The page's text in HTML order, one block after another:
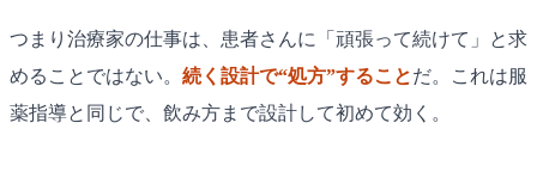
つまり治療家の仕事は、患者さんに「頑張って続けて」と求
めることではない。 続く設計で“処方”することだ。これは服
薬指導と同じで、飲み方まで設計して初めて効く。